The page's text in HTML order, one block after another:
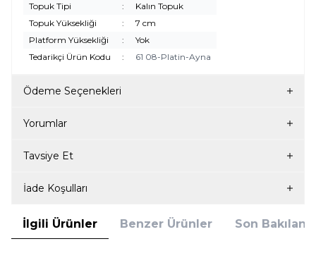
Topuk Tipi
:
Kalın Topuk
Topuk Yüksekliği
:
7 cm
Platform Yüksekliği
:
Yok
Tedarikçi Ürün Kodu
: 61 08-Platin-Ayna
Ödeme Seçenekleri
Yorumlar
Tavsiye Et
İade Koşulları
İlgili Ürünler Benzer Ürünler Son